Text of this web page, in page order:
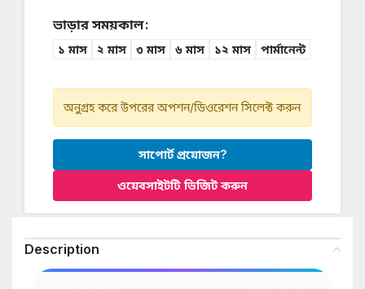
ভাড়ার সময়কাল
১ মাস ২ মাস ৩ মাস ৬ মাস ১২ মাস পার্মানেন্ট
অনুগ্রহ করে উপরের অপশন/ডিওরেশন সিলেক্ট করুন
সাপোর্ট প্রয়োজন?
ওয়েবসাইটটি ভিজিট করুন
Description